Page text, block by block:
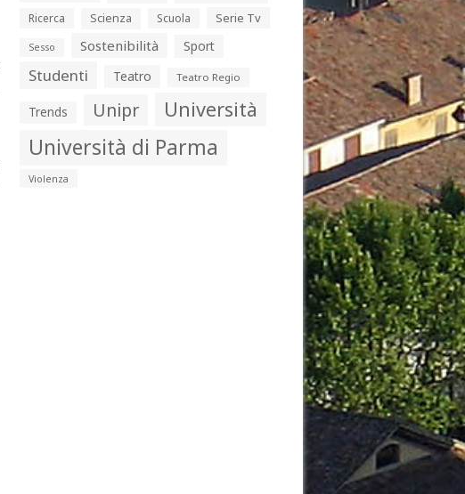
Ricerca Scienza Scuola Serie Tv
Sesso Sostenibilità Sport
Studenti Teatro Teatro Regio
Trends Unipr Università
Università di Parma
Violenza